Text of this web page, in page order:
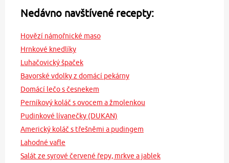
Nedávno navštívené recepty:
Hovězí námořnické maso
Hrnkové knedlíky
Luhačovický špaček
Bavorské vdolky z domácí pekárny
Domácí lečo s česnekem
Perníkový koláč s ovocem a žmolenkou
Pudinkové lívanečky (DUKAN)
Americký koláč s třešněmi a pudingem
Lahodné vafle
Salát ze syrové červené řepy, mrkve a jablek